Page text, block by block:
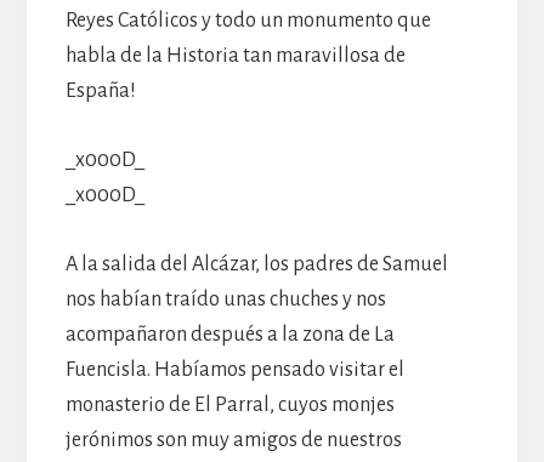
Reyes Católicos y todo un monumento que
habla de la Historia tan maravillosa de
España!
_x000D_
_x000D_
A la salida del Alcázar, los padres de Samuel
nos habían traído unas chuches y nos
acompañaron después a la zona de La
Fuencisla. Habíamos pensado visitar el
monasterio de El Parral, cuyos monjes
jerónimos son muy amigos de nuestros